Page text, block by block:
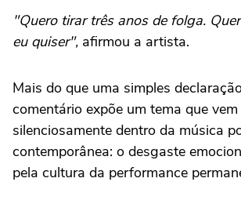
"Quero tirar três anos de folga.
eu quiser", afirmou a artista.
Mais do que uma simples
comentário expõe um tema que
silenciosamente dentro da música
contemporânea: o desgaste
pela cultura da performance